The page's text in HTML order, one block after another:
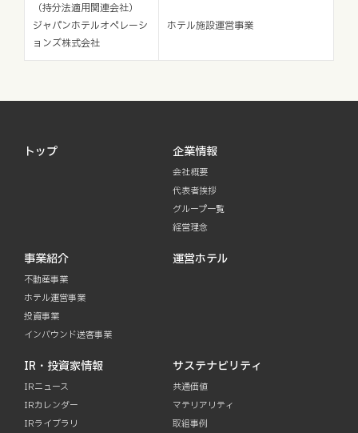
（持分法適用関連会社）
ジャパンホテルオペレーシ
ョンズ株式会社
ホテル施設運営事業
トップ 企業情報
会社概要
代表者挨拶
グループ一覧
経営理念
事業紹介
不動産事業
ホテル運営事業
投資事業
インバウンド送客事業
運営ホテル
IR・投資家情報
IRニュース
IRカレンダー
IRライブラリ
サステナビリティ
共通価値
マテリアリティ
取組事例